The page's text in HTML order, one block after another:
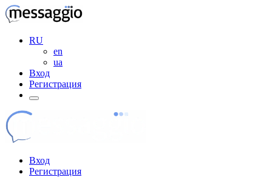
RU
en
ua
Вход
Регистрация
Вход
Регистрация